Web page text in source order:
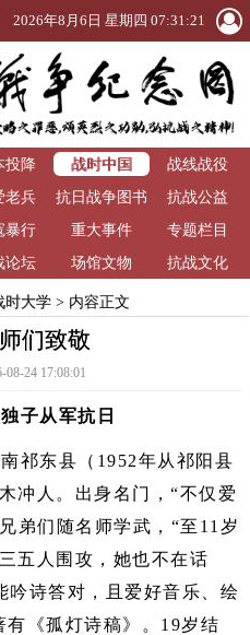
2026年8月6日 星期四 07:31:22
投降 战时中国
战线战役
老兵
抗日战争图书
馆
抗战公益
暴行 重大事件
专题栏目
论坛 场馆文物 抗战文化
时大学> 内容正文
们致敬
24 17:08:01
子从军抗日
祁东县（1952年从祁阳县
冲人。出身名门，“不仅爱
弟们随名师学武，“至11岁
五人围攻，她也不在话
吟诗答对，且爱好音乐、绘
《孤灯诗稿》。19岁结